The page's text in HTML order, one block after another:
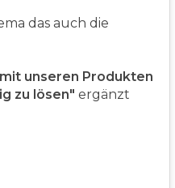
das auch die
unseren Produkten
zu lösen" ergänzt